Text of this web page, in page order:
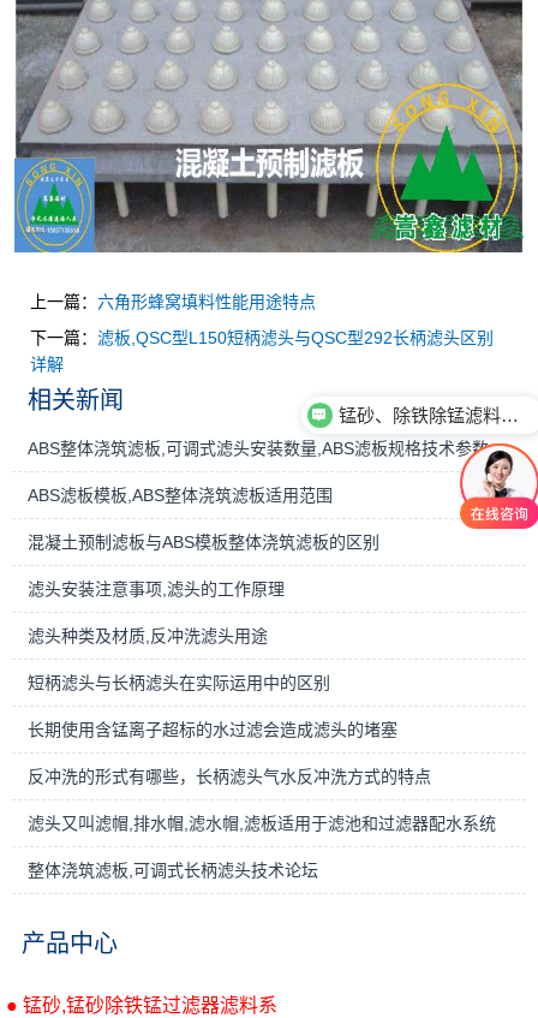
上一篇： 六角形蜂窝填料性能用途特点
下一篇： 滤板,QSC型L150短柄滤头与QSC型292长柄滤头区别
详解
相关新闻
ABS整体浇筑滤板,可调式滤头安装数量,ABS滤板规格技术参数
ABS滤板模板,ABS整体浇筑滤板适用范围
混凝土预制滤板与ABS模板整体浇筑滤板的区别
滤头安装注意事项,滤头的工作原理
滤头种类及材质,反冲洗滤头用途
短柄滤头与长柄滤头在实际运用中的区别
长期使用含锰离子超标的水过滤会造成滤头的堵塞
反冲洗的形式有哪些，长柄滤头气水反冲洗方式的特点
滤头又叫滤帽,排水帽,滤水帽,滤板适用于滤池和过滤器配水系统
整体浇筑滤板,可调式长柄滤头技术论坛
产品中心
● 锰砂,锰砂除铁锰过滤器滤料系
锰砂、除铁除锰滤料性能用途有哪些？